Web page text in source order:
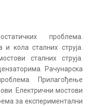
проблема.
кола сталних струја.
сталних струја.
Рачунарска
Прилагођење
Електрични мостови
за експериментални